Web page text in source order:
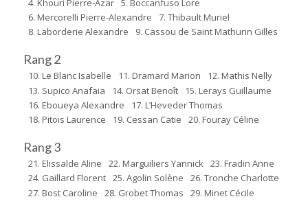
4. Khouri Pierre-Azar 5. Boccanfuso Lore
6. Mercorelli Pierre-Alexandre
7. Thibault Muriel
8. Laborderie Alexandre
9. Cassou de Saint Mathurin Gilles
Rang 2
10. Le Blanc Isabelle 11. Dramard Marion
12. Mathis Nelly
13. Supico Anafaia
14. Orsat Benoît
15. Lerays Guillaume
16. Eboueya Alexandre
17. L’Heveder Thomas
18. Pitois Laurence
19. Cessan Catie 20. Fouray Céline
Rang 3
21. Elissalde Aline 22. Marguiliers Yannick 23. Fradin Anne
24. Gaillard Florent 25. Agolin Solène
26. Tronche Charlotte
27. Bost Caroline
28. Grobet Thomas 29. Minet Cécile